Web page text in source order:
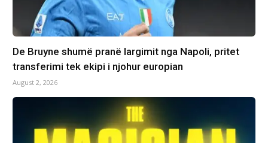
De Bruyne shumë pranë largimit nga Napoli, pritet
transferimi tek ekipi i njohur europian
August 2, 2026